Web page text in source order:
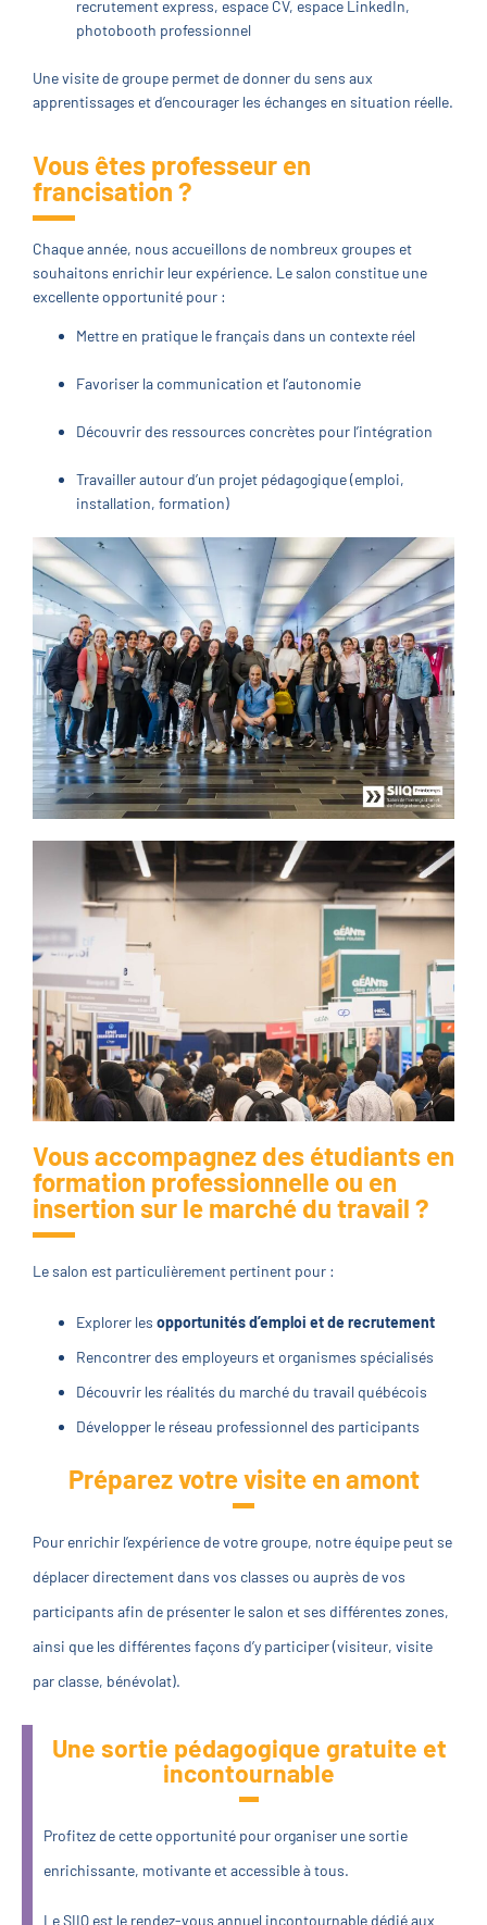
recrutement express, espace CV, espace LinkedIn,
photobooth professionnel
Une visite de groupe permet de donner du sens aux
apprentissages et d’encourager les échanges en situation réelle.
Vous êtes professeur en
francisation ?
Chaque année, nous accueillons de nombreux groupes et
souhaitons enrichir leur expérience. Le salon constitue une
excellente opportunité pour :
Mettre en pratique le français dans un contexte réel
Favoriser la communication et l’autonomie
Découvrir des ressources concrètes pour l’intégration
Travailler autour d’un projet pédagogique (emploi,
installation, formation)
Vous accompagnez des étudiants en
formation professionnelle ou en
insertion sur le marché du travail ?
Le salon est particulièrement pertinent pour :
Explorer les opportunités d’emploi et de recrutement
Rencontrer des employeurs et organismes spécialisés
Découvrir les réalités du marché du travail québécois
Développer le réseau professionnel des participants
Préparez votre visite en amont
Pour enrichir l’expérience de votre groupe, notre équipe peut se
déplacer directement dans vos classes ou auprès de vos
participants afin de présenter le salon et ses différentes zones,
ainsi que les différentes façons d’y participer (visiteur, visite
par classe, bénévolat).
Une sortie pédagogique gratuite et
incontournable
Profitez de cette opportunité pour organiser une sortie
enrichissante, motivante et accessible à tous.
Le SIIQ est le rendez-vous annuel incontournable dédié aux